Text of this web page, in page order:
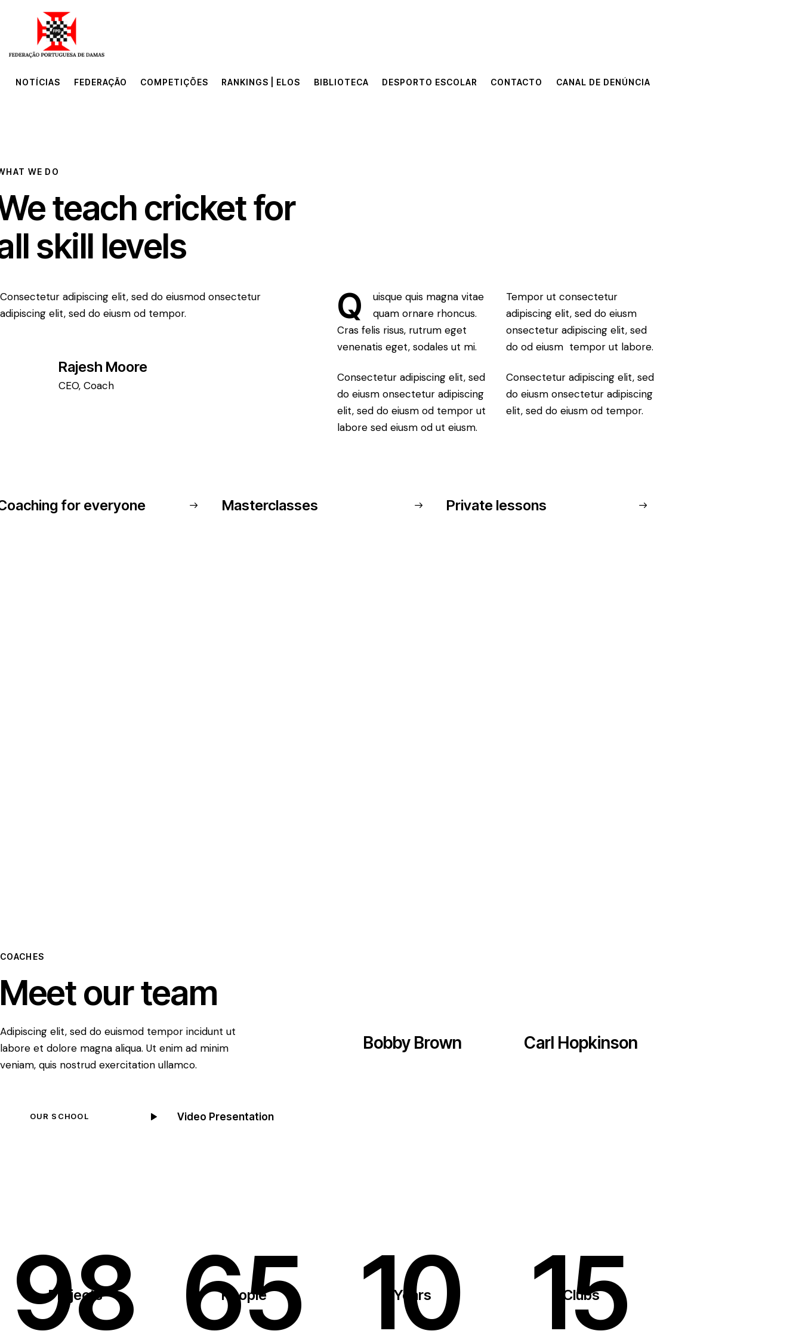
NOTÍCIAS
NOTÍCIAS FEDERAÇÃO COMPETIÇÕES RANKINGS | ELOS BIBLIOTECA DESPORTO ESCOLAR CONTACTO CANAL DE DENÚNCIA
WE DO
teach cricket for
skill levels
Consectetur adipiscing elit, sed do eiusmod onsectetur
adipiscing elit, sed do eiusm od tempor.
Rajesh Moore
CEO, Coach
Q
uisque quis magna vitae
quam ornare rhoncus.
Cras felis risus, rutrum eget
venenatis eget, sodales ut mi.
Consectetur adipiscing elit, sed
do eiusm onsectetur adipiscing
elit, sed do eiusm od tempor ut
labore sed eiusm od ut eiusm.
Tempor ut consectetur
adipiscing elit, sed do eiusm
onsectetur adipiscing elit, sed
do od eiusm tempor ut labore.
Consectetur adipiscing elit, sed
do eiusm onsectetur adipiscing
elit, sed do eiusm od tempor.
for everyone Masterclasses Private lessons
COACHES
Meet our team
Adipiscing elit, sed do euismod tempor incidunt ut
labore et dolore magna aliqua. Ut enim ad minim
veniam, quis nostrud exercitation ullamco.
OUR SCHOOL Video Presentation
Bobby Brown Carl Hopkinson
98
Projects 65
People 10
Years 15
Clubs